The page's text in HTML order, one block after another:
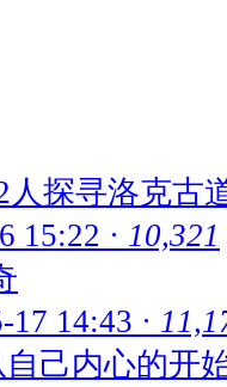
人探寻洛克古
15:22 · 10,321
17 14:43 ·
己内心的开